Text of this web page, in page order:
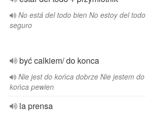
No está del todo bien No estoy del todo
seguro
być calkiem/ do konca
Nie jest do końca dobrze Nie jestem do
końca pewien
la prensa